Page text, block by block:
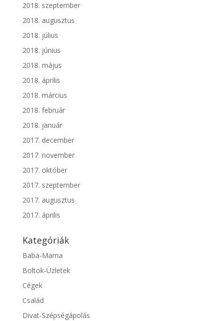
2018. szeptember
2018. augusztus
2018. július
2018. június
2018. május
2018. április
2018. március
2018. február
2018. január
2017. december
2017. november
2017. október
2017. szeptember
2017. augusztus
2017. április
Kategóriák
Baba-Mama
Boltok-Üzletek
Cégek
Család
Divat-Szépségápolás